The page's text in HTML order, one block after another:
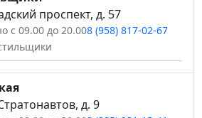
проспект, д. 57
с 09.00 до 20.008 (958) 817-02-67
д. 9